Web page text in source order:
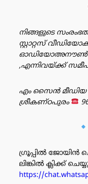
നിങ്ങളുടെ
സ്റ്റാറ്റസ്
,എന്നിവയ്ക്ക്
എം സൈൻ മീഡിയ
ശ്രീകണ്ഠപുരം
ഗ്രൂപ്പിൽ ജോയിൻ
ലിങ്കിൽ ക്ലിക്ക്
https://